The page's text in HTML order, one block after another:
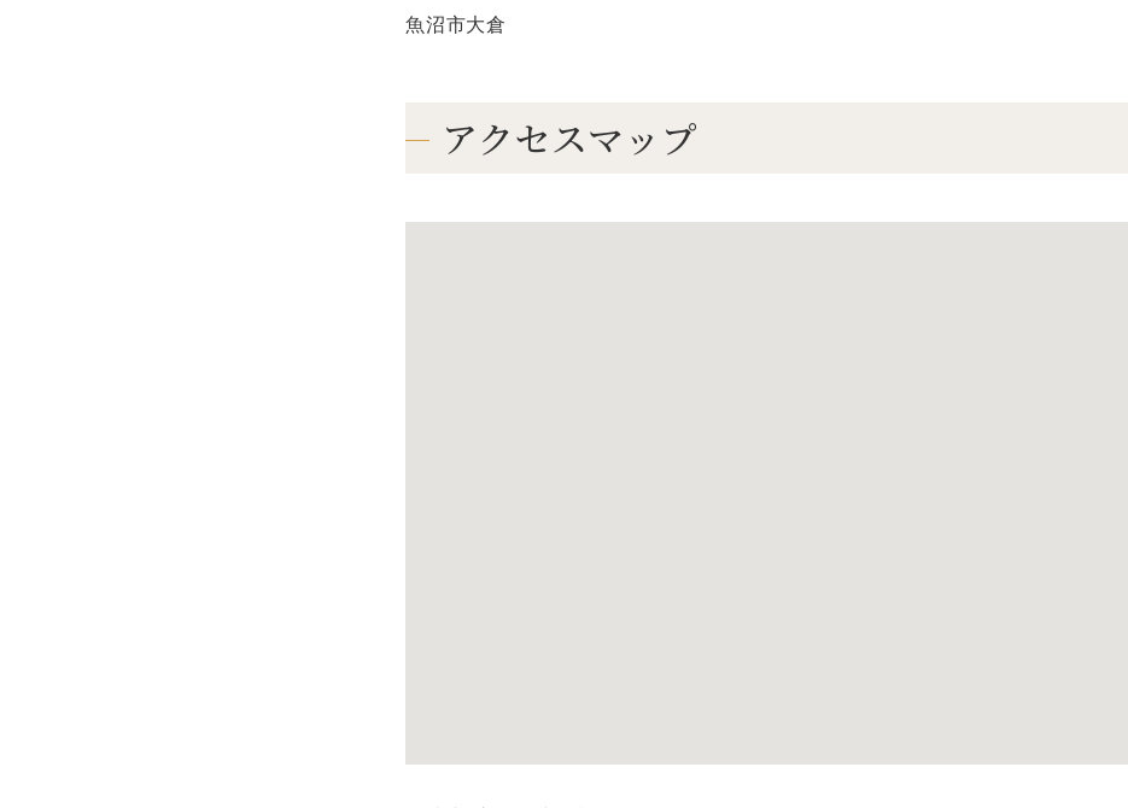
魚沼市大倉
アクセスマップ